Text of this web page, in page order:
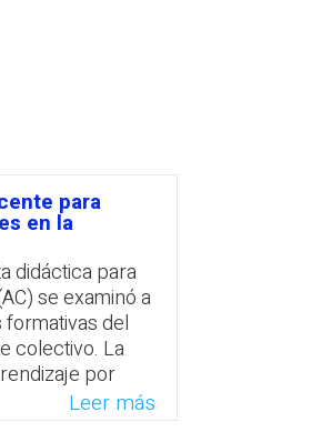
para
en la
didáctica para
se examinó a
formativas del
colectivo. La
por
de Sternberg
les
Leer más